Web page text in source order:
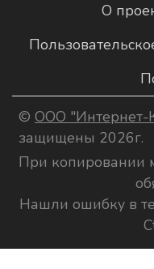
О
© ООО "Интернет-
защищены 2026г.
При копировании
Нашли ошибку в